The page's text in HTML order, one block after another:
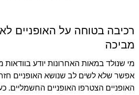
רכיבה בטוחה על האופניים
מביכה
מי שנולד במאות האחרונות יודע בוודאות
אפשר שלא לשים לב שנושא האופניים
האופניים הצטרפו האופניים